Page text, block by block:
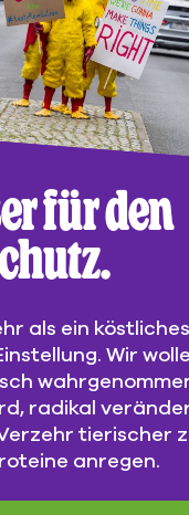
für den
als ein
Wir
radikal
tierischer
anregen.